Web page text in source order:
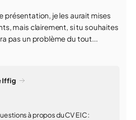
présentation, je les aurait mises
mais clairement, si tu souhaites
pas un problème du tout...
Iffig
à propos du CV EIC :